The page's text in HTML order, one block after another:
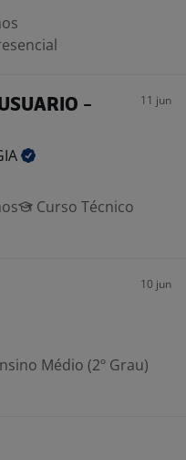
-
11 jun
Curso Técnico
10 jun
Médio (2º Grau)